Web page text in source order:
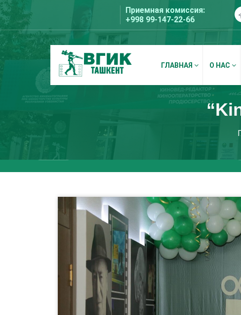
Перейти
к
содержимому
Приемная комиссия:
+998 99-147-22-66
ВГИК Ташкент
ГЛАВНАЯ О НАС